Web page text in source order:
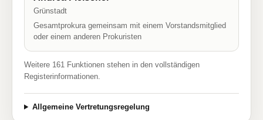
Grünstadt
Gesamtprokura gemeinsam mit einem Vorstandsmitglied
oder einem anderen Prokuristen
Weitere 161 Funktionen stehen in den vollständigen
Registerinformationen.
Allgemeine Vertretungsregelung